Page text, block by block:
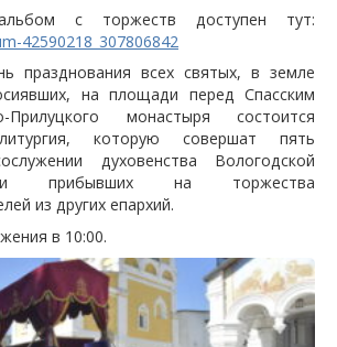
с торжеств доступен тут:
42590218_307806842
празднования всех святых, в земле
на площади перед Спасским
монастыря состоится
которую совершат пять
духовенства Вологодской
и прибывших на торжества
из других епархий.
в 10:00.